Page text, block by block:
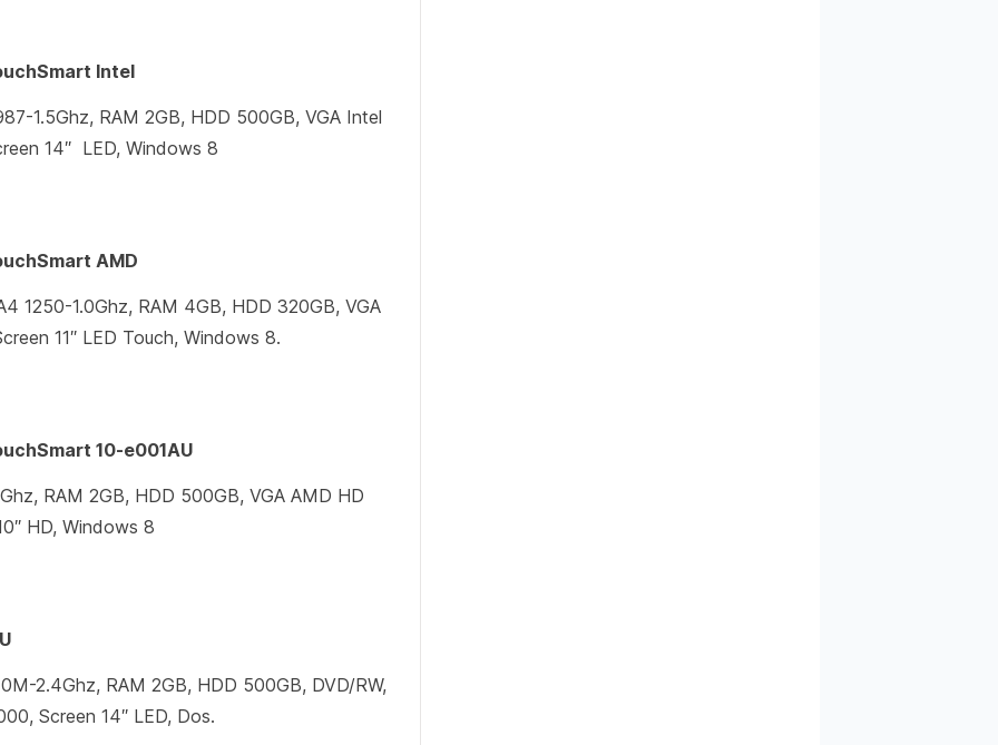
Intel
1.5Ghz, RAM 2GB, HDD 500GB, VGA Intel
14″ LED, Windows 8
AMD
1250-1.0Ghz, RAM 4GB, HDD 320GB, VGA
11″ LED Touch, Windows 8.
10-e001AU
RAM 2GB, HDD 500GB, VGA AMD HD
HD, Windows 8
2.4Ghz, RAM 2GB, HDD 500GB, DVD/RW,
Screen 14″ LED, Dos.